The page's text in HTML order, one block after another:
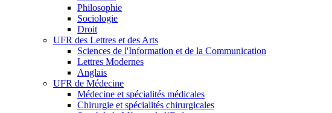
Philosophie
Sociologie
Droit
UFR des Lettres et des Arts
Sciences de l'Information et de la Communication
Lettres Modernes
Anglais
UFR de Médecine
Médecine et spécialités médicales
Chirurgie et spécialités chirurgicales